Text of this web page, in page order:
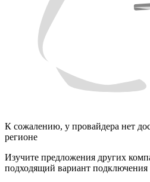
К сожалению, у провайдера нет
регионе
Изучите предложения других
подходящий вариант подключения